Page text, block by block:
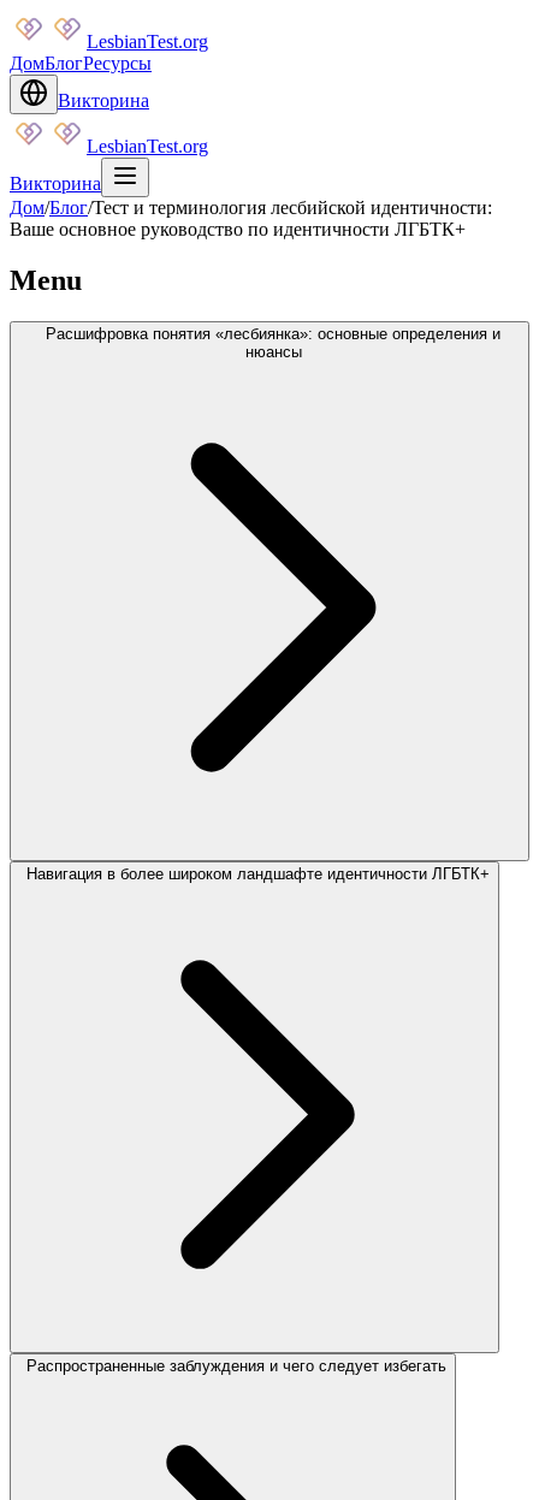
LesbianTest.org
ДомБлогРесурсы
Викторина
LesbianTest.org
Викторина
Дом/Блог/Тест и терминология лесбийской идентичности:
Ваше основное руководство по идентичности ЛГБТК+
Menu
Расшифровка понятия «лесбиянка»: основные определения и
нюансы
Навигация в более широком ландшафте идентичности ЛГБТК+
Распространенные заблуждения и чего следует избегать